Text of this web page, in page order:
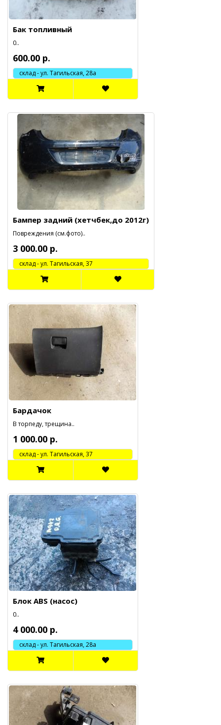
Бак топливный
0..
600.00 р.
склад - ул. Тагильская, 28а
Бампер задний (хетчбек,до 2012г)
Повреждения (см.фото)..
3 000.00 р.
cклад - ул. Тагильская, 37
Бардачок
В торпеду, трещина..
1 000.00 р.
cклад - ул. Тагильская, 37
Блок ABS (насос)
0..
4 000.00 р.
склад - ул. Тагильская, 28а